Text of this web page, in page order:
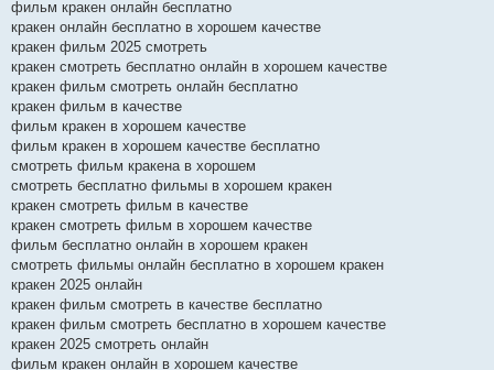
фильм кракен онлайн бесплатно
кракен онлайн бесплатно в хорошем качестве
кракен фильм 2025 смотреть
кракен смотреть бесплатно онлайн в хорошем качестве
кракен фильм смотреть онлайн бесплатно
кракен фильм в качестве
фильм кракен в хорошем качестве
фильм кракен в хорошем качестве бесплатно
смотреть фильм кракена в хорошем
смотреть бесплатно фильмы в хорошем кракен
кракен смотреть фильм в качестве
кракен смотреть фильм в хорошем качестве
фильм бесплатно онлайн в хорошем кракен
смотреть фильмы онлайн бесплатно в хорошем кракен
кракен 2025 онлайн
кракен фильм смотреть в качестве бесплатно
кракен фильм смотреть бесплатно в хорошем качестве
кракен 2025 смотреть онлайн
фильм кракен онлайн в хорошем качестве